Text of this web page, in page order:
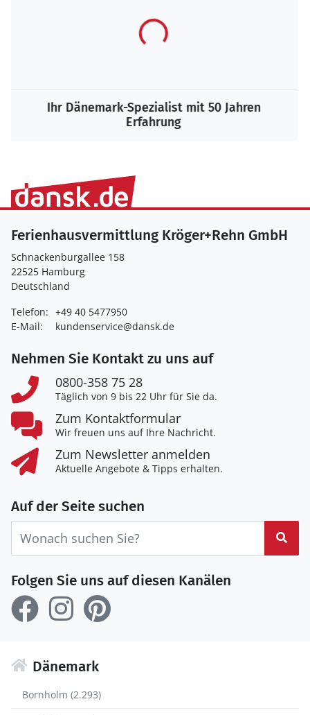
Ihr Dänemark-Spezialist mit 50 Jahren
Erfahrung
Ferienhausvermittlung Kröger+Rehn GmbH
Schnackenburgallee 158
22525 Hamburg
Deutschland
Telefon: +49 40 5477950
E-Mail:
kundenservice@dansk.de
Nehmen Sie Kontakt zu uns auf
0800-358 75 28
Täglich von 9 bis 22 Uhr für Sie da.
Zum Kontaktformular
Wir freuen uns auf Ihre Nachricht.
Zum Newsletter anmelden
Aktuelle Angebote & Tipps erhalten.
Auf der Seite suchen
Folgen Sie uns auf diesen Kanälen
Dänemark
Bornholm (2.293)